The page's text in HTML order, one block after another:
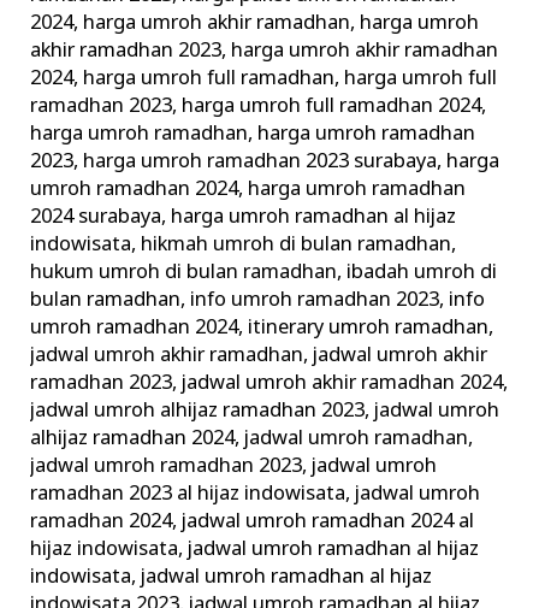
2024, harga umroh akhir ramadhan, harga umroh
akhir ramadhan 2023, harga umroh akhir ramadhan
2024, harga umroh full ramadhan, harga umroh full
ramadhan 2023, harga umroh full ramadhan 2024,
harga umroh ramadhan, harga umroh ramadhan
2023, harga umroh ramadhan 2023 surabaya, harga
umroh ramadhan 2024, harga umroh ramadhan
2024 surabaya, harga umroh ramadhan al hijaz
indowisata, hikmah umroh di bulan ramadhan,
hukum umroh di bulan ramadhan, ibadah umroh di
bulan ramadhan, info umroh ramadhan 2023, info
umroh ramadhan 2024, itinerary umroh ramadhan,
jadwal umroh akhir ramadhan, jadwal umroh akhir
ramadhan 2023, jadwal umroh akhir ramadhan 2024,
jadwal umroh alhijaz ramadhan 2023, jadwal umroh
alhijaz ramadhan 2024, jadwal umroh ramadhan,
jadwal umroh ramadhan 2023, jadwal umroh
ramadhan 2023 al hijaz indowisata, jadwal umroh
ramadhan 2024, jadwal umroh ramadhan 2024 al
hijaz indowisata, jadwal umroh ramadhan al hijaz
indowisata, jadwal umroh ramadhan al hijaz